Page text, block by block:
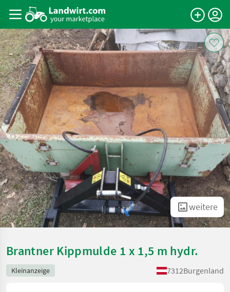
weitere
Brantner Kippmulde 1 x 1,5 m hydr.
Kleinanzeige 7312Burgenland